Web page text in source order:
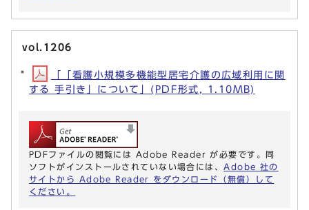
vol.1206
「「看護小規模多機能型居宅介護の広域利用に関
する 手引き」について」(PDF形式, 1.10MB)
PDFファイルの閲覧には Adobe Reader が必要です。同
ソフトがインストールされていない場合には、 Adobe 社の
サイトから Adobe Reader をダウンロード（無償）して
ください。